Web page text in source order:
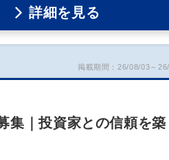
詳細を見る
掲載期間：26/08/03～
集｜投資家との信頼を築